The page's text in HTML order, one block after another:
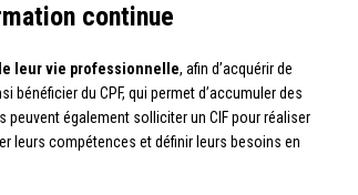
continue
leur vie professionnelle, afin d’acquérir de
bénéficier du CPF, qui permet d’accumuler des
également solliciter un CIF pour réaliser
leurs compétences et définir leurs besoins en